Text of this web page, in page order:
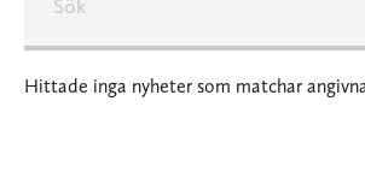
Hittade inga nyheter som matchar